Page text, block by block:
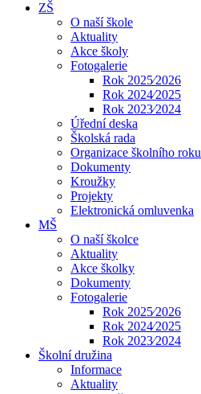
ZŠ
O naší škole
Aktuality
Akce školy
Fotogalerie
Rok 2025⁄2026
Rok 2024⁄2025
Rok 2023⁄2024
Úřední deska
Školská rada
Organizace školního roku
Dokumenty
Kroužky
Projekty
Elektronická omluvenka
MŠ
O naší školce
Aktuality
Akce školky
Dokumenty
Fotogalerie
Rok 2025⁄2026
Rok 2024⁄2025
Rok 2023⁄2024
Školní družina
Informace
Aktuality